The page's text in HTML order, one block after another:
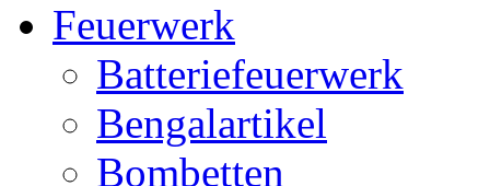
Feuerwerk
Batteriefeuerwerk
Bengalartikel
Bombetten